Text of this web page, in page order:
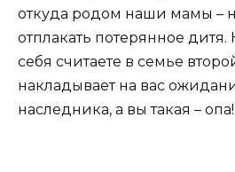
откуда родом наши мамы –
отплакать потерянное дитя.
себя считаете в семье
накладывает на вас
наследника, а вы такая –